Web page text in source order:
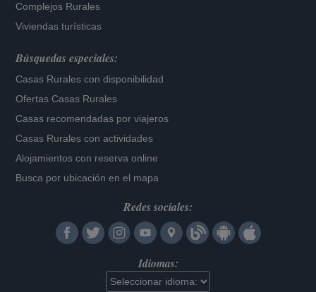
Complejos Rurales
Viviendas turísticas
Búsquedas especiales:
Casas Rurales con disponibilidad
Ofertas Casas Rurales
Casas recomendadas por viajeros
Casas Rurales con actividades
Alojamientos con reserva online
Busca por ubicación en el mapa
Redes sociales:
Idiomas: